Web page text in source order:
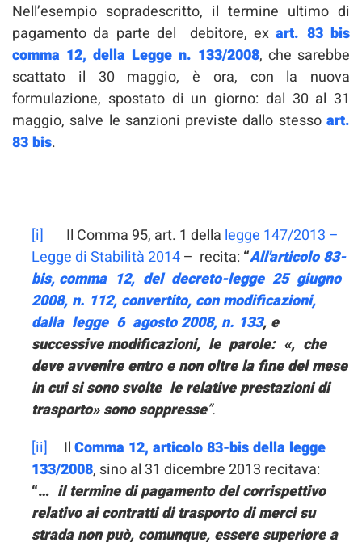
Nell’esempio sopradescritto, il termine ultimo di
pagamento da parte del debitore, exart. 83 bis
comma 12, della Legge n. 133/2008, che sarebbe
scattato il 30 maggio, è ora, con la nuova
formulazione, spostato di un giorno: dal 30 al 31
maggio, salve le sanzioni previste dallo stesso art.
83 bis.
[i] Il Comma 95, art. 1 della legge 147/2013 –
Legge di Stabilità 2014– recita: “All'articolo 83-
bis, comma 12, del decreto-legge 25 giugno
2008, n. 112, convertito, con modificazioni,
dalla legge 6 agosto 2008, n. 133, e
successive modificazioni, le parole: «, che
deve avvenire entro e non oltre la fine del mese
in cui si sono svolte le relative prestazioni di
trasporto» sono soppresse”.
[ii] IlComma 12, articolo 83-bis della legge
133/2008, sino al 31 dicembre 2013 recitava:
“… il termine di pagamento del corrispettivo
relativo ai contratti di trasporto di merci su
strada non può, comunque, essere superiore a